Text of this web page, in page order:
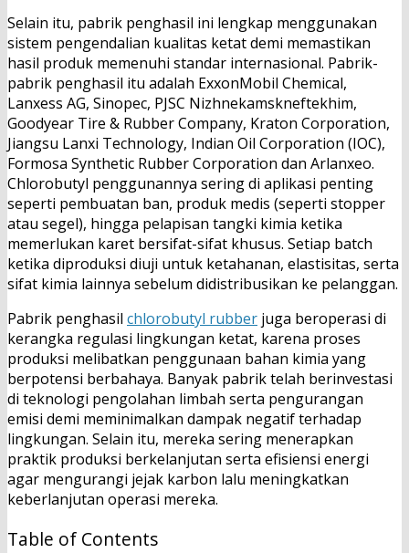
Selain itu, pabrik penghasil ini lengkap menggunakan
sistem pengendalian kualitas ketat demi memastikan
hasil produk memenuhi standar internasional. Pabrik-
pabrik penghasil itu adalah ExxonMobil Chemical,
Lanxess AG, Sinopec, PJSC Nizhnekamskneftekhim,
Goodyear Tire & Rubber Company, Kraton Corporation,
Jiangsu Lanxi Technology, Indian Oil Corporation (IOC),
Formosa Synthetic Rubber Corporation dan Arlanxeo.
Chlorobutyl penggunannya sering di aplikasi penting
seperti pembuatan ban, produk medis (seperti stopper
atau segel), hingga pelapisan tangki kimia ketika
memerlukan karet bersifat-sifat khusus. Setiap batch
ketika diproduksi diuji untuk ketahanan, elastisitas, serta
sifat kimia lainnya sebelum didistribusikan ke pelanggan.
Pabrik penghasil chlorobutyl rubber juga beroperasi di
kerangka regulasi lingkungan ketat, karena proses
produksi melibatkan penggunaan bahan kimia yang
berpotensi berbahaya. Banyak pabrik telah berinvestasi
di teknologi pengolahan limbah serta pengurangan
emisi demi meminimalkan dampak negatif terhadap
lingkungan. Selain itu, mereka sering menerapkan
praktik produksi berkelanjutan serta efisiensi energi
agar mengurangi jejak karbon lalu meningkatkan
keberlanjutan operasi mereka.
Table of Contents